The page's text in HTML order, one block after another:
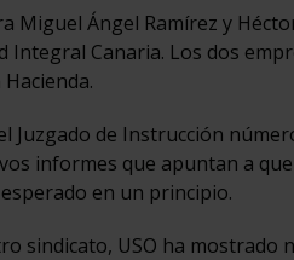
Miguel Ángel Ramírez y
Integral Canaria. Los dos
Juzgado de Instrucción
informes que apuntan a
en un principio.
sindicato, USO ha mostrado